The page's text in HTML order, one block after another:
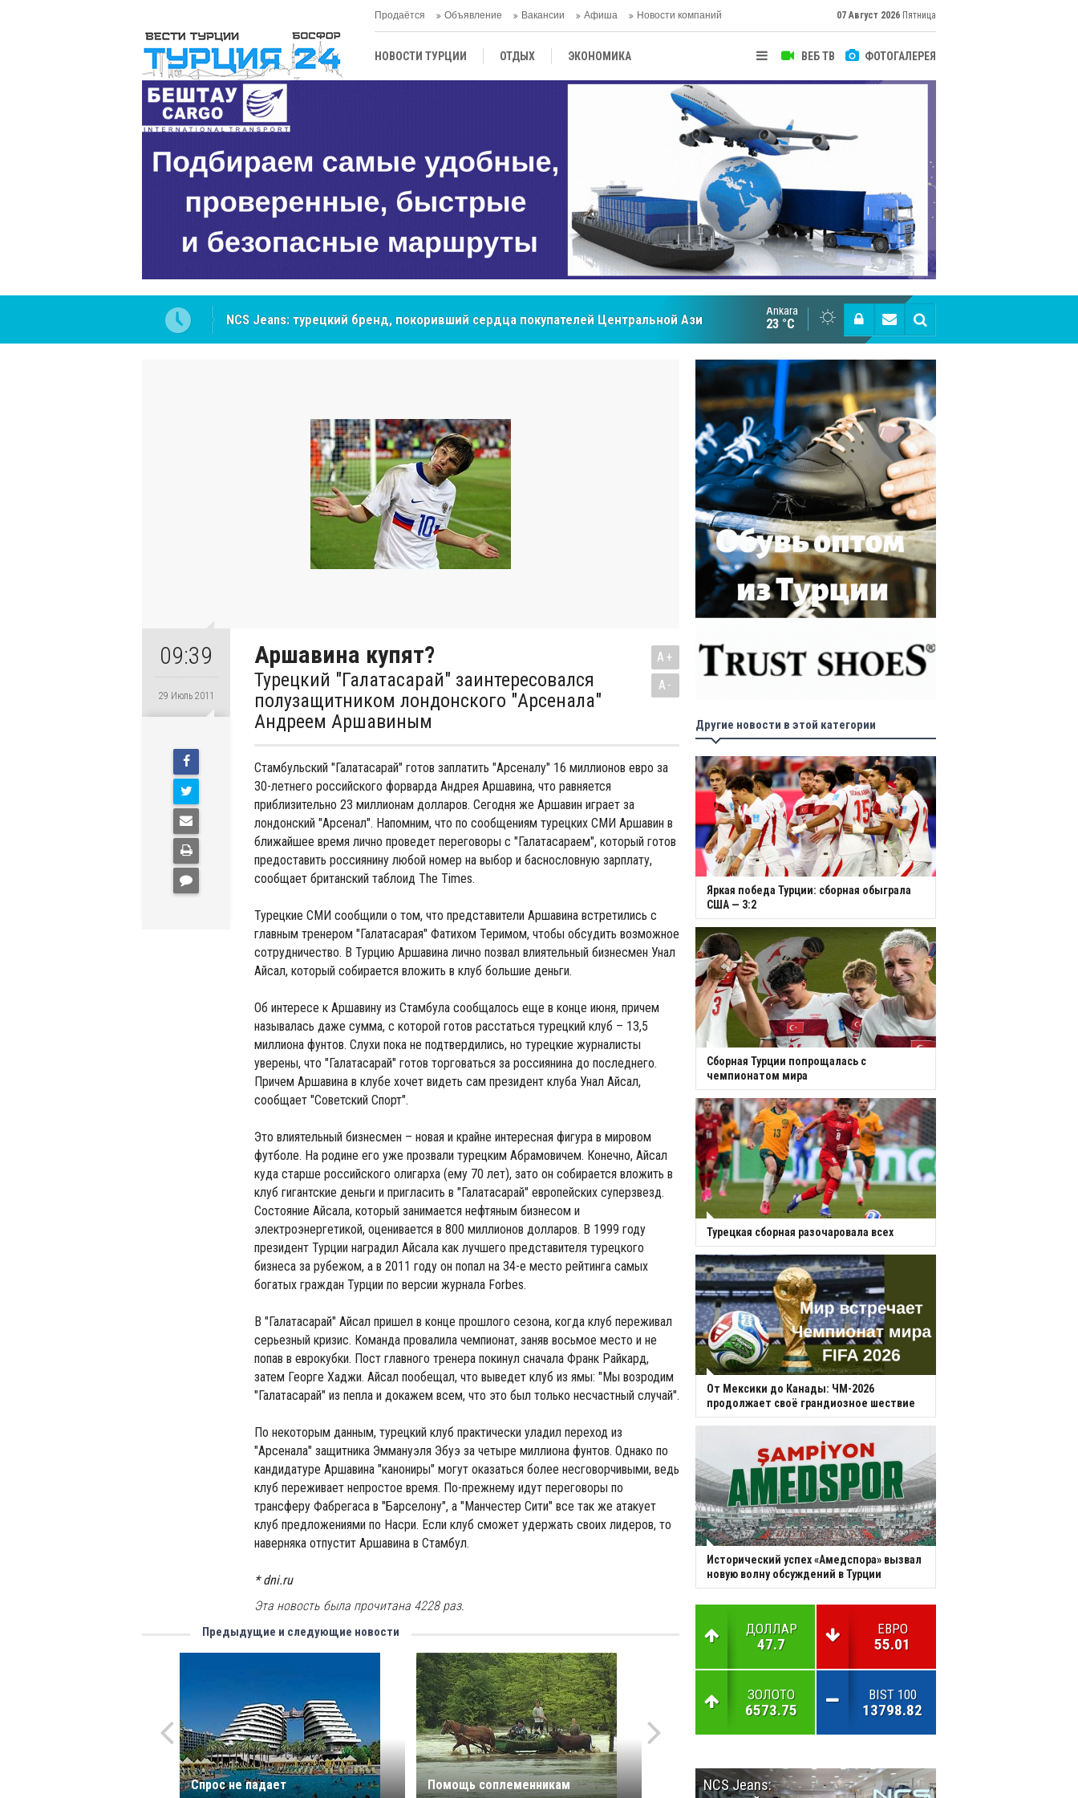
Продаётся Объявление Вакансии Афиша Новости компаний 07 Август 2026 Пятница
ВЕБ ТВ ФОТОГАЛЕРЕЯ
НОВОСТИ ТУРЦИИ ОТДЫХ ЭКОНОМИКА
ЦЕНТРАЛЬНАЯ АЗИЯ
NCS Jeans: турецкий бренд, покоривший сердца покупателей Центральной Азии
Cottonhill покоряет мировые рынки
Великий Шёлковый путь объединяет таланты в
Ankara
23 °C
09:39
29 Июль 2011
Аршавина купят?
Турецкий "Галатасарай" заинтересовался
полузащитником лондонского "Арсенала"
Андреем Аршавиным
A+
A-
Стамбульский "Галатасарай" готов заплатить "Арсеналу" 16 миллионов евро за
30-летнего российского форварда Андрея Аршавина, что равняется
приблизительно 23 миллионам долларов. Сегодня же Аршавин играет за
лондонский "Арсенал". Напомним, что по сообщениям турецких СМИ Аршавин в
ближайшее время лично проведет переговоры с "Галатасараем", который готов
предоставить россиянину любой номер на выбор и баснословную зарплату,
сообщает британский таблоид The Times.
Турецкие СМИ сообщили о том, что представители Аршавина встретились с
главным тренером "Галатасарая" Фатихом Теримом, чтобы обсудить возможное
сотрудничество. В Турцию Аршавина лично позвал влиятельный бизнесмен Унал
Айсал, который собирается вложить в клуб большие деньги.
Об интересе к Аршавину из Стамбула сообщалось еще в конце июня, причем
называлась даже сумма, с которой готов расстаться турецкий клуб – 13,5
миллиона фунтов. Слухи пока не подтвердились, но турецкие журналисты
уверены, что "Галатасарай" готов торговаться за россиянина до последнего.
Причем Аршавина в клубе хочет видеть сам президент клуба Унал Айсал,
сообщает "Советский Спорт".
Это влиятельный бизнесмен – новая и крайне интересная фигура в мировом
футболе. На родине его уже прозвали турецким Абрамовичем. Конечно, Айсал
куда старше российского олигарха (ему 70 лет), зато он собирается вложить в
клуб гигантские деньги и пригласить в "Галатасарай" европейских суперзвезд.
Состояние Айсала, который занимается нефтяным бизнесом и
электроэнергетикой, оценивается в 800 миллионов долларов. В 1999 году
президент Турции наградил Айсала как лучшего представителя турецкого
бизнеса за рубежом, а в 2011 году он попал на 34-е место рейтинга самых
богатых граждан Турции по версии журнала Forbes.
В "Галатасарай" Айсал пришел в конце прошлого сезона, когда клуб переживал
серьезный кризис. Команда провалила чемпионат, заняв восьмое место и не
попав в еврокубки. Пост главного тренера покинул сначала Франк Райкард,
затем Георге Хаджи. Айсал пообещал, что выведет клуб из ямы: "Мы возродим
"Галатасарай" из пепла и докажем всем, что это был только несчастный случай".
По некоторым данным, турецкий клуб практически уладил переход из
"Арсенала" защитника Эммануэля Эбуэ за четыре миллиона фунтов. Однако по
кандидатуре Аршавина "канониры" могут оказаться более несговорчивыми, ведь
клуб переживает непростое время. По-прежнему идут переговоры по
трансферу Фабрегаса в "Барселону", а "Манчестер Сити" все так же атакует
клуб предложениями по Насри. Если клуб сможет удержать своих лидеров, то
наверняка отпустит Аршавина в Стамбул.
* dni.ru
Эта новость была прочитана 4228 раз.
Предыдущие и следующие новости
Спрос не падает Помощь соплеменникам
Другие новости в этой категории
Яркая победа Турции: сборная обыграла
США — 3:2
Сборная Турции попрощалась с
чемпионатом мира
Турецкая сборная разочаровала всех
От Мексики до Канады: ЧМ-2026
продолжает своё грандиозное шествие
Исторический успех «Амедспора» вызвал
новую волну обсуждений в Турции
ДОЛЛАР
47.7
ЕВРО
55.01
ЗОЛОТО
6573.75
BIST 100
13798.82
NCS Jeans: